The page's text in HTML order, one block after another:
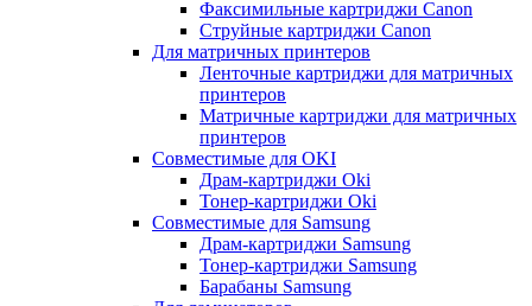
Факсимильные картриджи Canon
Струйные картриджи Canon
Для матричных принтеров
Ленточные картриджи для матричных
принтеров
Матричные картриджи для матричных
принтеров
Совместимые для OKI
Драм-картриджи Oki
Тонер-картриджи Oki
Совместимые для Samsung
Драм-картриджи Samsung
Тонер-картриджи Samsung
Барабаны Samsung